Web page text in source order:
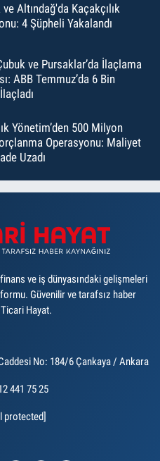
Altındağ'da Kaçakçılık
4 Şüpheli Yakalandı
ve Pursaklar’da İlaçlama
ABB Temmuz’da 6 Bin
Yönetim’den 500 Milyon
Operasyonu: Maliyet
Uzadı
ve iş dünyasındaki gelişmeleri
Güvenilir ve tarafsız haber
Ticari Hayat.
No: 184/6 Çankaya / Ankara
441 75 25
protected]